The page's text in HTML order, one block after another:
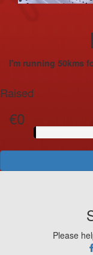
I'm running 50kms
Raised
€0
Please